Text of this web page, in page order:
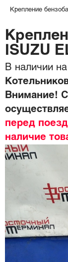
Крепление
ISUZU
В наличии
Внимание!
перед
наличие